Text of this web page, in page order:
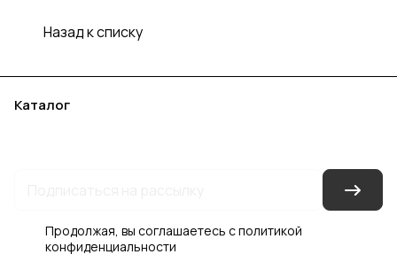
Назад к списку
Каталог
Продолжая, вы соглашаетесь сполитикой
конфиденциальности